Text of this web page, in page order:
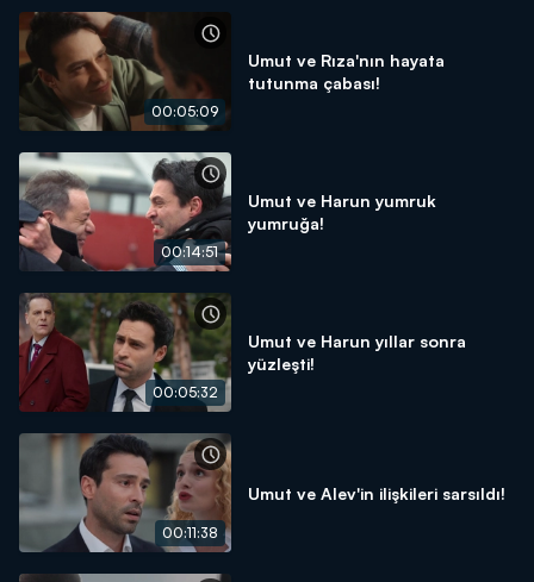
00:05:09
Umut ve Rıza'nın hayata
tutunma çabası!
00:14:51
Umut ve Harun yumruk
yumruğa!
00:05:32
Umut ve Harun yıllar sonra
yüzleşti!
00:11:38
Umut ve Alev'in ilişkileri sarsıldı!